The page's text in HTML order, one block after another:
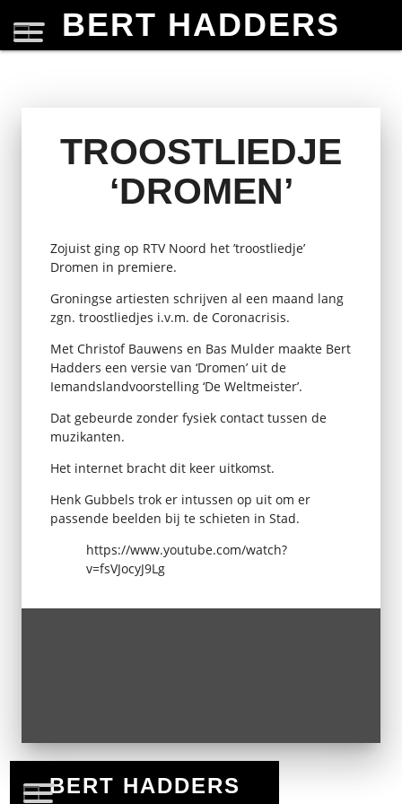
BERT HADDERS
TROOSTLIEDJE
‘DROMEN’
Zojuist ging op RTV Noord het ’troostliedje’
Dromen in premiere.
Groningse artiesten schrijven al een maand lang
zgn. troostliedjes i.v.m. de Coronacrisis.
Met Christof Bauwens en Bas Mulder maakte Bert
Hadders een versie van ‘Dromen’ uit de
Iemandslandvoorstelling ‘De Weltmeister’.
Dat gebeurde zonder fysiek contact tussen de
muzikanten.
Het internet bracht dit keer uitkomst.
Henk Gubbels trok er intussen op uit om er
passende beelden bij te schieten in Stad.
https://www.youtube.com/watch?
v=fsVJocyJ9Lg